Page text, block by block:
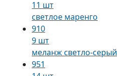
11 шт
светлое маренго
910
9 шт
меланж светло-серый
951